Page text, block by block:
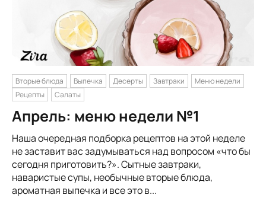
Вторые блюда Выпечка Десерты Завтраки
Меню недели
Рецепты
Салаты
Апрель: меню недели №1
Наша очередная подборка рецептов на этой неделе
не заставит вас задумываться над вопросом «что бы
сегодня приготовить?». Сытные завтраки,
наваристые супы, необычные вторые блюда,
ароматная выпечка и все это в...